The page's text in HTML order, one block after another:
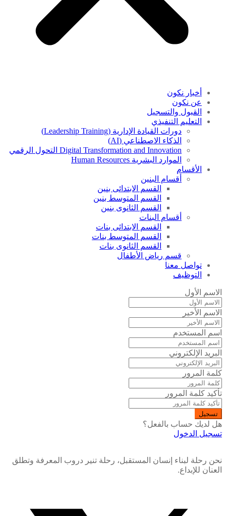
أخبار نكون
عن نكون
القبول والتسجيل
التعليم التنفيذي
دورات القيادة الإدارية (Leadership Training)
الذكاء الاصطناعي (AI)
Digital Transformation and Innovation التحول الرقمي
الموارد البشرية Human Resources
الأقسام
أقسام البنين
القسم الابتدائى بنين
القسم المتوسط بنين
القسم الثانوى بنين
أقسام البنات
القسم الابتدائى بنات
القسم المتوسط بنات
القسم الثانوى بنات
قسم رياض الأطفال
تواصل معنا
التوظيف
الاسم الأول
الاسم الأخير
اسم المستخدم
البريد الإلكتروني
كلمة المرور
تأكيد كلمة المرور
تسجيل
هل لديك حساب بالفعل؟
تسجيل الدخول
نحن رحلة لبناء إنسان المستقبل، رحلة تنير دروب المعرفة وتطلق
العنان للإبداع.